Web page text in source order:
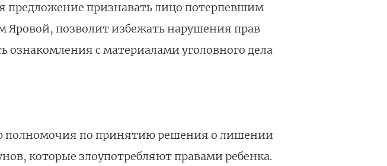
предложение признавать лицо потерпевшим
Яровой, позволит избежать нарушения прав
с материалами уголовного дела
полномочия по принятию решения о лишении
которые злоупотребляют правами ребенка.